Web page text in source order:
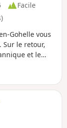
Facile
Gohelle vous
le retour,
et le